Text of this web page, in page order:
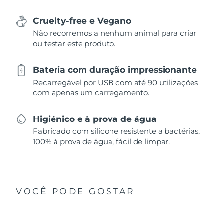
Cruelty-free e Vegano
Não recorremos a nenhum animal para criar
ou testar este produto.
Bateria com duração impressionante
Recarregável por USB com até 90 utilizações
com apenas um carregamento.
Higiénico e à prova de água
Fabricado com silicone resistente a bactérias,
100% à prova de água, fácil de limpar.
VOCÊ PODE GOSTAR